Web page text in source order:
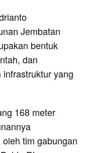
Jembatan
bentuk
dan
yang
168 meter
tim gabungan